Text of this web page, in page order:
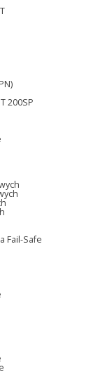
200SP
Fail-Safe